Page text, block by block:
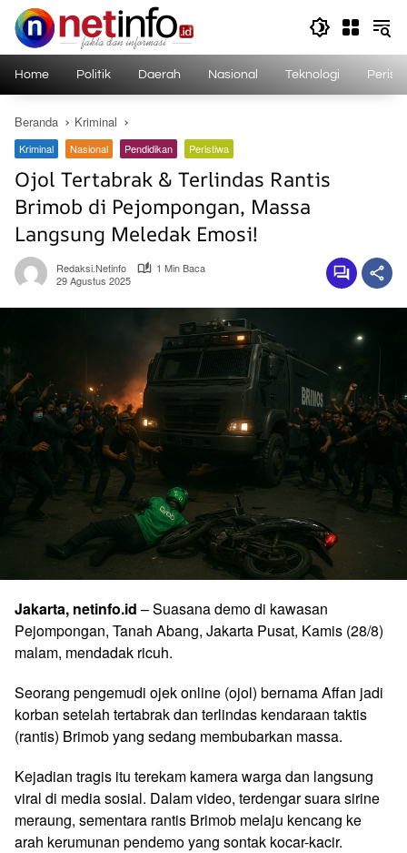
Langsung
konten
Home Politik Daerah Nasional Teknologi
Beranda Kriminal
Kriminal Nasional Pendidikan Peristiwa
Ojol Tertabrak & Terlindas Rantis
Brimob di Pejompongan, Massa
Langsung Meledak Emosi!
Redaksi.netinfo
1 Min Baca
29 Agustus 2025
Jakarta, netinfo.id – Suasana demo di kawasan
Pejompongan, Tanah Abang, Jakarta Pusat, Kamis (28/8)
malam, mendadak ricuh.
Seorang pengemudi ojek online (ojol) bernama Affan jadi
korban setelah tertabrak dan terlindas kendaraan taktis
(rantis) Brimob yang sedang membubarkan massa.
Kejadian tragis itu terekam kamera warga dan langsung
viral di media sosial. Dalam video, terdengar suara sirine
meraung, sementara rantis Brimob melaju kencang ke
arah kerumunan pendemo yang sontak kocar-kacir.